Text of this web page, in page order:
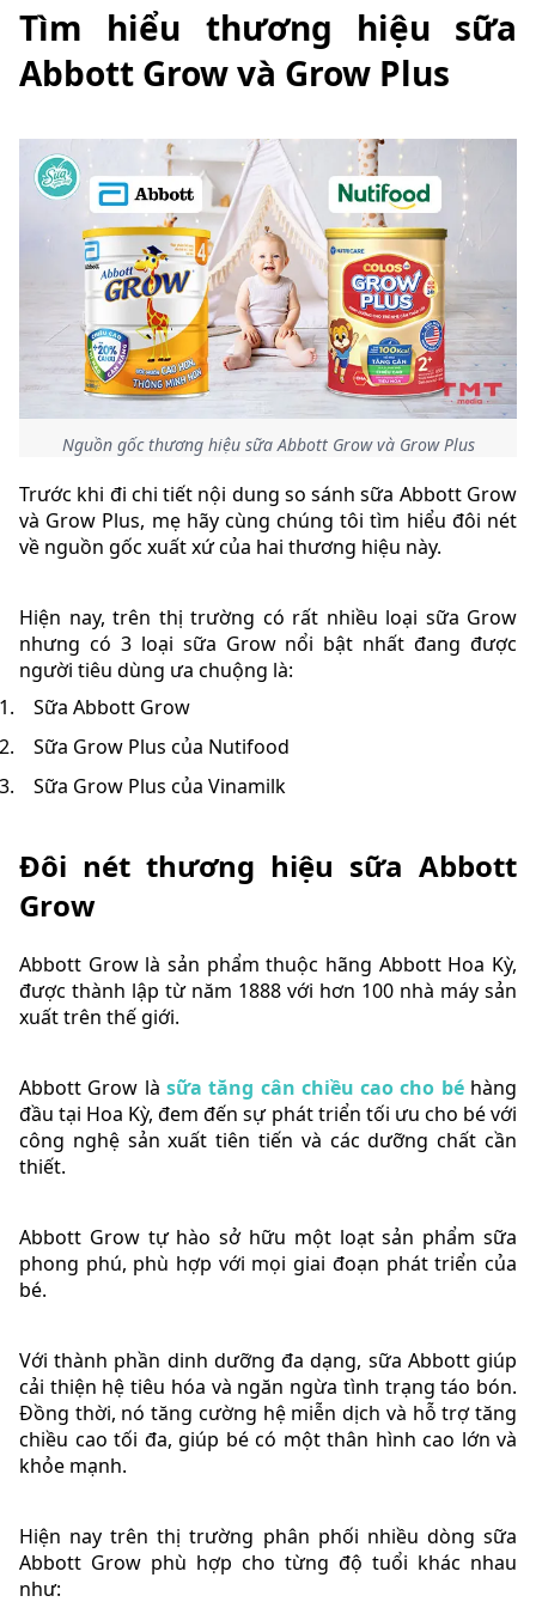
Tìm hiểu thương hiệu sữa
Abbott Grow và Grow Plus
Nguồn gốc thương hiệu sữa Abbott Grow và Grow Plus
Trước khi đi chi tiết nội dung so sánh sữa Abbott Grow
và Grow Plus, mẹ hãy cùng chúng tôi tìm hiểu đôi nét
về nguồn gốc xuất xứ của hai thương hiệu này.
Hiện nay, trên thị trường có rất nhiều loại sữa Grow
nhưng có 3 loại sữa Grow nổi bật nhất đang được
người tiêu dùng ưa chuộng là:
Sữa Abbott Grow
Sữa Grow Plus của Nutifood
Sữa Grow Plus của Vinamilk
Đôi nét thương hiệu sữa Abbott
Grow
Abbott Grow là sản phẩm thuộc hãng Abbott Hoa Kỳ,
được thành lập từ năm 1888 với hơn 100 nhà máy sản
xuất trên thế giới.
Abbott Grow là sữa tăng cân chiều cao cho béhàng
đầu tại Hoa Kỳ, đem đến sự phát triển tối ưu cho bé với
công nghệ sản xuất tiên tiến và các dưỡng chất cần
thiết.
Abbott Grow tự hào sở hữu một loạt sản phẩm sữa
phong phú, phù hợp với mọi giai đoạn phát triển của
bé.
Với thành phần dinh dưỡng đa dạng, sữa Abbott giúp
cải thiện hệ tiêu hóa và ngăn ngừa tình trạng táo bón.
Đồng thời, nó tăng cường hệ miễn dịch và hỗ trợ tăng
chiều cao tối đa, giúp bé có một thân hình cao lớn và
khỏe mạnh.
Hiện nay trên thị trường phân phối nhiều dòng sữa
Abbott Grow phù hợp cho từng độ tuổi khác nhau
như: